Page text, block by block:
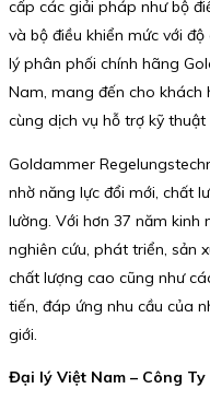
cấp các giải pháp như bộ
và bộ điều khiển mức với
lý phân phối chính hãng
Nam, mang đến cho khách
cùng dịch vụ hỗ trợ kỹ thuật
Goldammer
nhờ năng lực đổi mới, chất
lường. Với hơn 37 năm
nghiên cứu, phát triển, sản
chất lượng cao cũng như
tiến, đáp ứng nhu cầu của
giới.
Đại lý Việt Nam – Công